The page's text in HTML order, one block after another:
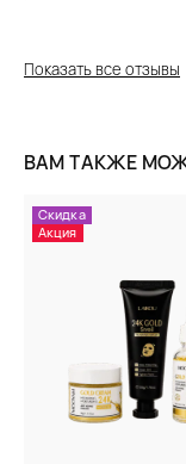
Показать все отзывы
ВАМ ТАКЖЕ
Скидка
Акция